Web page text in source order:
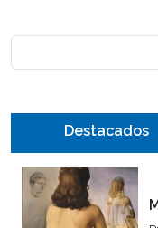
Destacados